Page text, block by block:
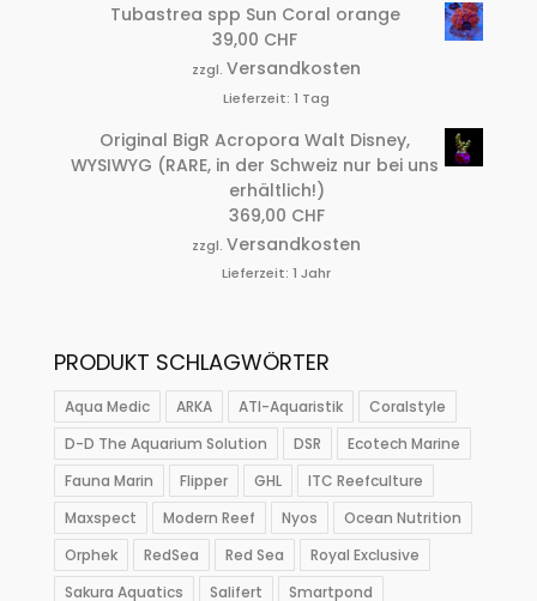
Tubastrea spp Sun Coral orange
39,00 CHF
zzgl.Versandkosten
Lieferzeit:1 Tag
Original BigR Acropora Walt Disney,
WYSIWYG (RARE, in der Schweiz nur bei uns
erhältlich!)
369,00 CHF
zzgl.Versandkosten
Lieferzeit:1 Jahr
PRODUKT SCHLAGWÖRTER
Aqua Medic ARKA ATI-Aquaristik
Coralstyle
D-D The Aquarium Solution
DSR
Ecotech Marine
Fauna Marin
Flipper GHL
ITC Reefculture
Maxspect
Modern Reef Nyos
Ocean Nutrition
Orphek
RedSea Red Sea
Royal Exclusive
Sakura Aquatics
Salifert
Smartpond